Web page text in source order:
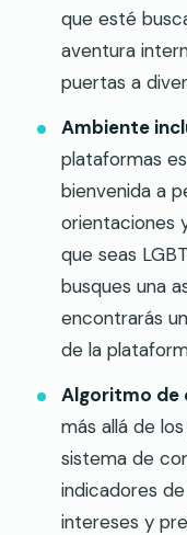
que esté
aventura
puertas a
Ambiente
plataformas
bienvenida a
orientaciones
que seas
busques una
encontrarás
de la
Algoritmo de
más allá de
sistema de
indicadores
intereses y